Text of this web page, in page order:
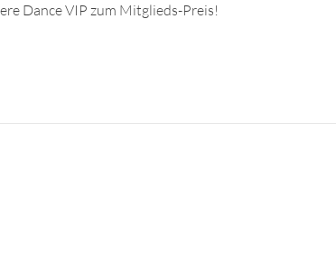
Dance VIP zum Mitglieds-Preis!